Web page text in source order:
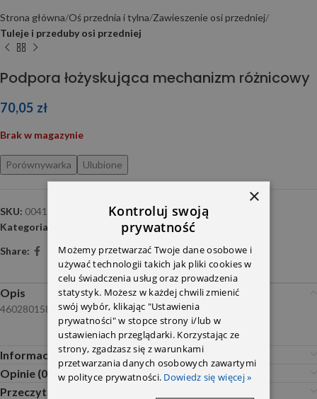
Strona główna Oś przednia i tylna Zawieszenie osi przedniej
Tuleje i przeduby osi przedniej
Podpora łożyskująca mechanizm różnicowy
70,05 zł
Brak w magazynie
Porównywarka Ulubione
SKU: 00415097
Kategoria:
Tuleje i przeduby osi przedniej
Share:
Opis
4602801586 Tedgum
Informacje dodatkowe
Opinie (0)
Przeczytaj Przed Zakupem
×
Kontroluj swoją
prywatność
Możemy przetwarzać Twoje dane osobowe i
używać technologii takich jak pliki cookies w
celu świadczenia usług oraz prowadzenia
statystyk. Możesz w każdej chwili zmienić
swój wybór, klikając "Ustawienia
prywatności" w stopce strony i/lub w
ustawieniach przeglądarki. Korzystając ze
strony, zgadzasz się z warunkami
przetwarzania danych osobowych zawartymi
w polityce prywatności. Dowiedz się więcej »